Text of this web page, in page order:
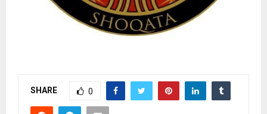
SHARE 0